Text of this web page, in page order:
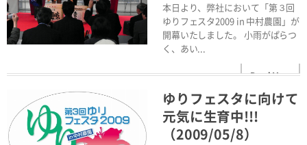
本日より、弊社において「第３回
ゆりフェスタ2009 in 中村農園」が
開幕いたしました。 小雨がぱらつ
く、あい...
Read More
ゆりフェスタに向けて
元気に生育中!!!
（2009/05/8）